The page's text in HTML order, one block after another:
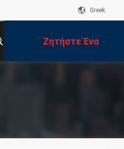
Greek
Ζητήστε Ένα
Απόσπασμα